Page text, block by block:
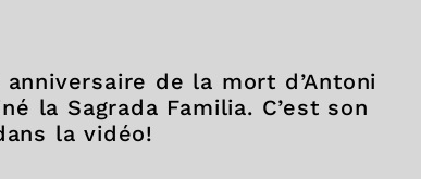
de la mort d’Antoni
la Sagrada Familia. C’est son
la vidéo!